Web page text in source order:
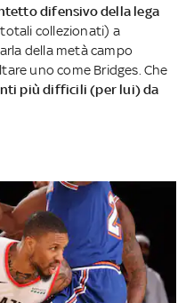
difensivo della lega
collezionati) a
della metà campo
uno come Bridges. Che
più difficili (per lui) da